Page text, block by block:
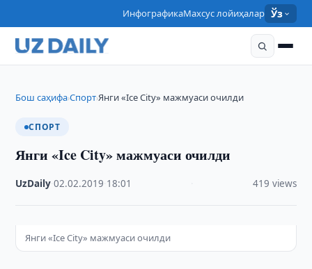
ИнфографикаМахсус лойиҳалар Ўз
Бош саҳифа›Спорт›Янги «Ice City» мажмуаси очилди
СПОРТ
Янги «Ice City» мажмуаси очилди
UzDaily ·02.02.2019 18:01 419 views
Янги «Ice City» мажмуаси очилди